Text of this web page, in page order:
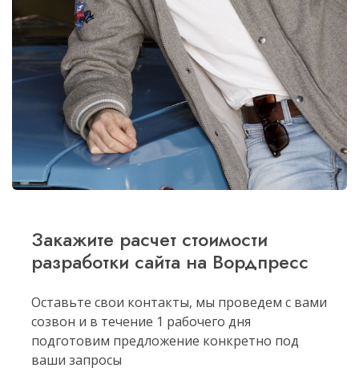
Закажите расчет стоимости
разработки сайта на Вордпресс
Оставьте свои контакты, мы проведем с вами
созвон и в течение 1 рабочего дня
подготовим предложение конкретно под
ваши запросы